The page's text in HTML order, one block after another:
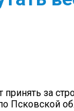
за
Псковской